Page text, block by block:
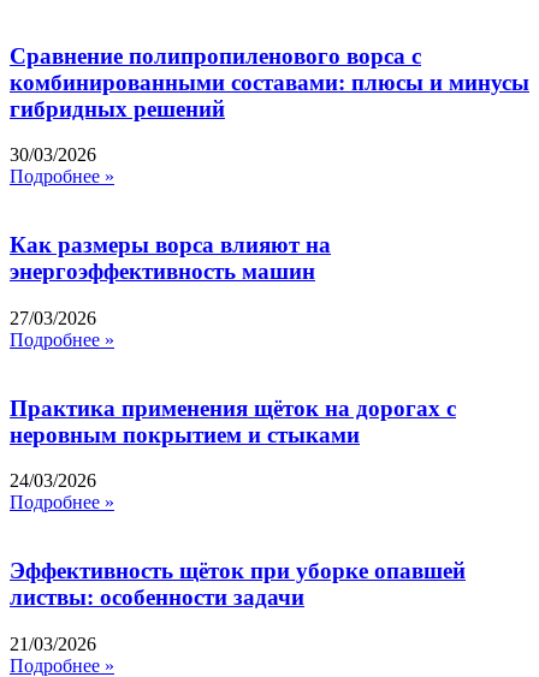
Сравнение полипропиленового ворса с
комбинированными составами: плюсы и минусы
гибридных решений
30/03/2026
Подробнее »
Как размеры ворса влияют на
энергоэффективность машин
27/03/2026
Подробнее »
Практика применения щёток на дорогах с
неровным покрытием и стыками
24/03/2026
Подробнее »
Эффективность щёток при уборке опавшей
листвы: особенности задачи
21/03/2026
Подробнее »